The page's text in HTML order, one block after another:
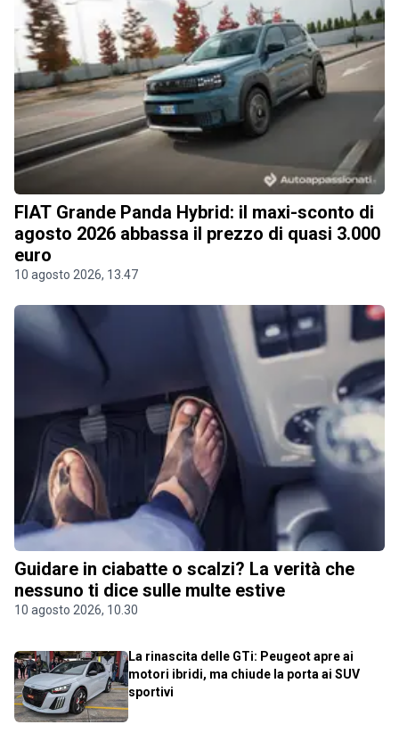
FIAT Grande Panda Hybrid: il maxi-sconto di
agosto 2026 abbassa il prezzo di quasi 3.000
euro
10 agosto 2026, 13.47
Guidare in ciabatte o scalzi? La verità che
nessuno ti dice sulle multe estive
10 agosto 2026, 10.30
La rinascita delle GTi: Peugeot apre ai
motori ibridi, ma chiude la porta ai SUV
sportivi